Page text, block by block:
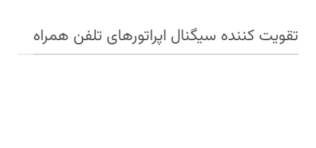
تقویت کننده سیگنال اپراتورهای تلفن همراه